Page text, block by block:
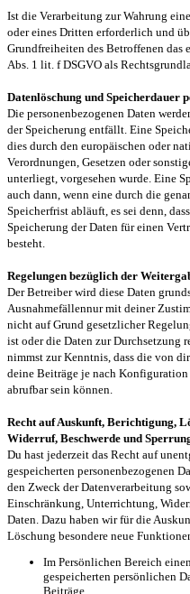
Ist die Verarbeitung zur Wahrung
oder eines Dritten erforderlich und
Grundfreiheiten des Betroffenen das
Abs. 1 lit. f DSGVO als
Datenlöschung und Speicherdauer
Die personenbezogenen Daten
der Speicherung entfällt. Eine
dies durch den europäischen oder
Verordnungen, Gesetzen oder
unterliegt, vorgesehen wurde. Eine
auch dann, wenn eine durch die
Speicherfrist abläuft, es sei denn,
Speicherung der Daten für einen
besteht.
Regelungen bezüglich der
Der Betreiber wird diese Daten
Ausnahmefällennur mit deiner
nicht auf Grund gesetzlicher
ist oder die Daten zur Durchsetzung
nimmst zur Kenntnis, dass die von
deine Beiträge je nach
abrufbar sein können.
Recht auf Auskunft, Berichtigung,
Widerruf, Beschwerde und
Du hast jederzeit das Recht auf
gespeicherten personenbezogenen
den Zweck der Datenverarbeitung
Einschränkung, Unterrichtung,
Daten. Dazu haben wir für die
Löschung besondere neue
Im Persönlichen Bereich
gespeicherten persönlichen
Beiträge